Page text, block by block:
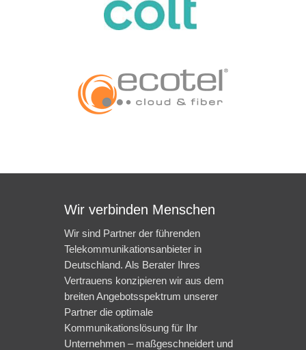
Wir verbinden Menschen
Wir sind Partner der führenden
Telekommunikationsanbieter in
Deutschland. Als Berater Ihres
Vertrauens konzipieren wir aus dem
breiten Angebotsspektrum unserer
Partner die optimale
Kommunikationslösung für Ihr
Unternehmen – maßgeschneidert und